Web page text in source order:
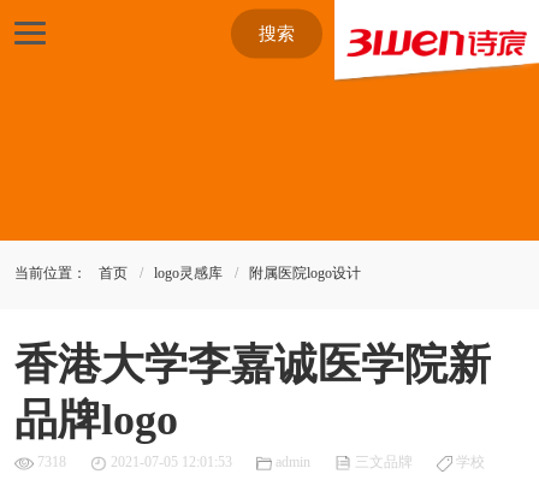
搜索
当前位置： 首页 logo灵感库 附属医院logo设计
香港大学李嘉诚医学院新
品牌logo
7318 2021-07-05 12:01:53 admin 三文品牌 学校